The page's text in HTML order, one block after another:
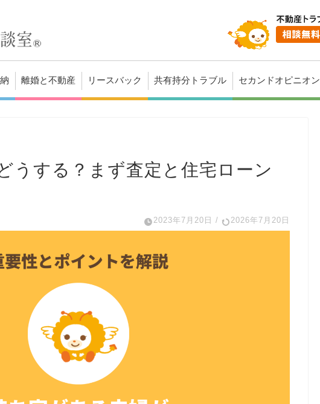
離婚と不動産 リースバック 共有持分トラブル セカンドオピニオン
うする？まず査定と住宅ローン
2023年7月20日 / 2026年7月20日